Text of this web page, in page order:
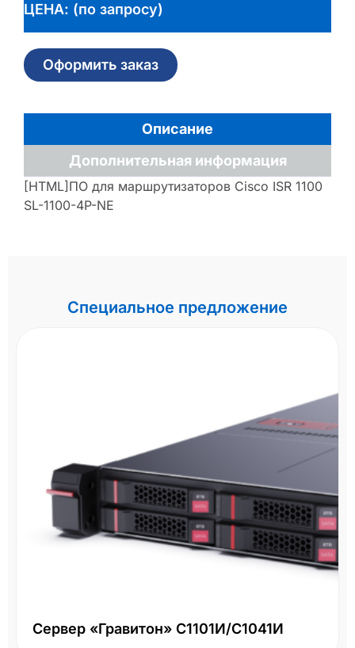
ЦЕНА: (по запросу)
Оформить заказ
Описание
Дополнительная информация
[HTML]ПО для маршрутизаторов Cisco ISR 1100
SL-1100-4P-NE
Специальное предложение
Сервер «Гравитон» С1101И/С1041И